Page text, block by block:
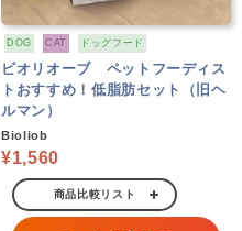
DOG CAT ドッグフード
ビオリオーブ ペットフーディス
トおすすめ！低脂肪セット（旧ヘ
ルマン）
Bioliob
¥1,560
商品比較リスト